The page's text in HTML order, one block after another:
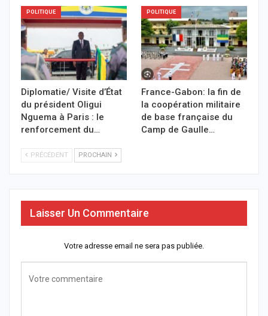
POLITIQUE
Diplomatie/ Visite d’État
du président Oligui
Nguema à Paris : le
renforcement du…
POLITIQUE
France-Gabon: la fin de
la coopération militaire
de base française du
Camp de Gaulle…
PRÉCÉDENT PROCHAIN
Laisser Un Commentaire
Votre adresse email ne sera pas publiée.